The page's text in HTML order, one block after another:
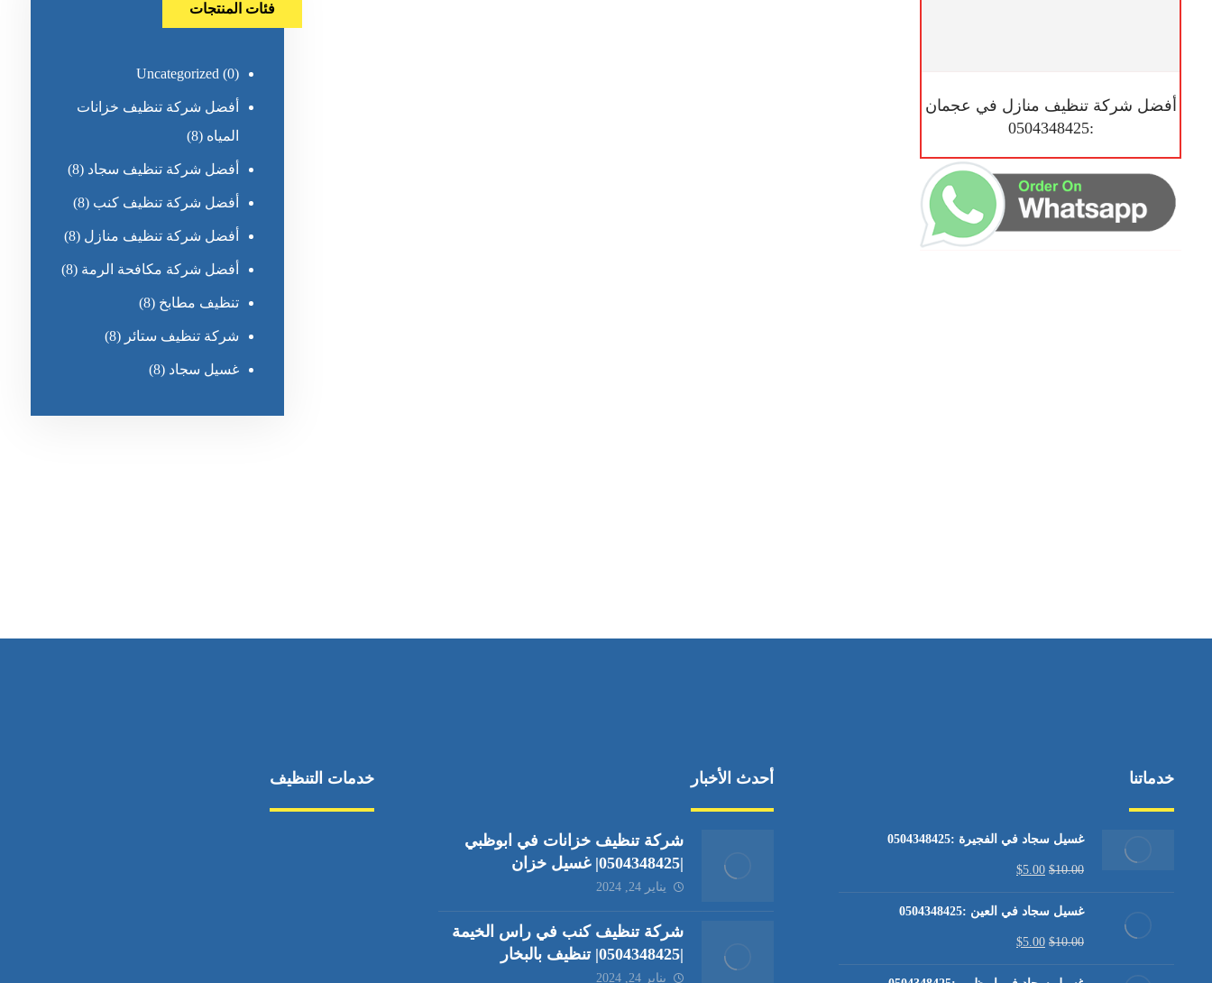
أفضل شركة تنظيف منازل في عجمان
:0504348425
فئات المنتجات
Uncategorized (0)
أفضل شركة تنظيف خزانات
المياه (8)
أفضل شركة تنظيف سجاد (8)
أفضل شركة تنظيف كنب (8)
أفضل شركة تنظيف منازل (8)
أفضل شركة مكافحة الرمة (8)
تنظيف مطابخ (8)
شركة تنظيف ستائر (8)
غسيل سجاد (8)
خدماتنا
غسيل سجاد في الفجيرة :0504348425
$10.00
$5.00
غسيل سجاد في العين :0504348425
$10.00
$5.00
أحدث الأخبار
شركة تنظيف خزانات في ابوظبي
|0504348425| غسيل خزان
يناير 24, 2024
شركة تنظيف كنب في راس الخيمة
|0504348425| تنظيف بالبخار
يناير 24, 2024
خدمات التنظيف